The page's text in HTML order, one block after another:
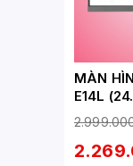
MÀN
E14L
- 144HZ